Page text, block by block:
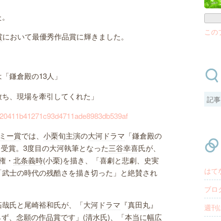
において最優秀作品賞に輝きました。
鎌倉殿の13人」
、現場を牽引してくれた」
ー賞では、 小栗旬主演の大河ドラマ 「鎌倉殿の
賞。3度目の大河執筆となった三谷幸喜氏が、
・ 北条義時(小栗)を描き、「喜劇と悲劇、史実
士の時代の残酷さを描き切った」と絶賛され
氏と尾崎裕和氏が、「大河ドラマ 『真田丸』
、念願の作品賞です」(清水氏)、「本当に幅広
こ
はて
ブロ
週刊